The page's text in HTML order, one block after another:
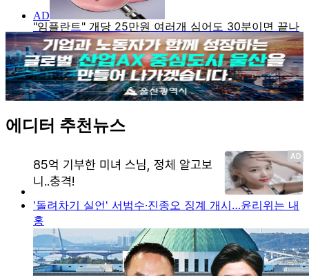
에디터 추천뉴스
'돌려차기 실언' 서범수·진종오 징계 개시…윤리위는 내
홍